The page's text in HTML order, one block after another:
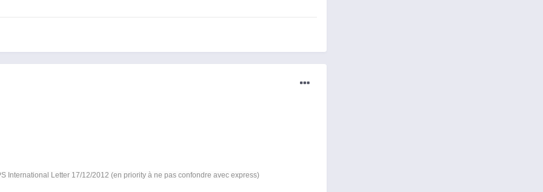
International Letter 17/12/2012 (en priority à ne pas confondre avec express)